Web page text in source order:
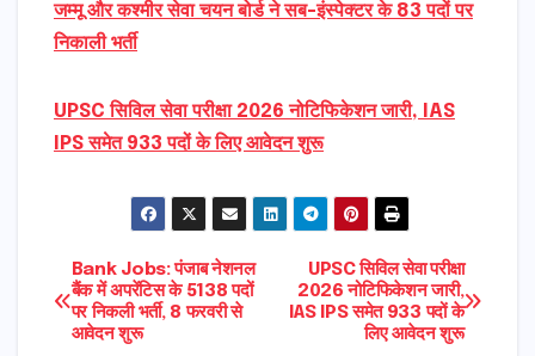
जम्मू और कश्मीर सेवा चयन बोर्ड ने सब-इंस्पेक्टर के 83 पदों पर
निकाली भर्ती
UPSC सिविल सेवा परीक्षा 2026 नोटिफिकेशन जारी, IAS
IPS समेत 933 पदों के लिए आवेदन शुरू
Post
navigation
UPSC सिविल सेवा परीक्षा
2026 नोटिफिकेशन जारी,
IAS IPS समेत 933 पदों के
लिए आवेदन शुरू
Bank Jobs: पंजाब नेशनल
बैंक में अपरेंटिस के 5138 पदों
पर निकली भर्ती, 8 फरवरी से
आवेदन शुरू